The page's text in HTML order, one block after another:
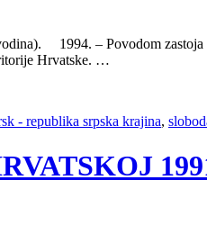
1994. – Povodom
Hrvatske. …
- republika srpska krajina,